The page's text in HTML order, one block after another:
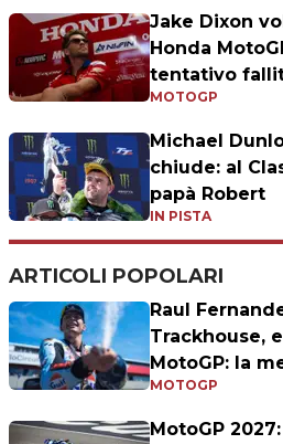
Jake Dixon
Honda
tentativo
MOTOGP
Michael
chiude: al
papà Robert
IN PISTA
ARTICOLI POPOLARI
Raul
Trackhouse,
MotoGP: la
MOTOGP
MotoGP